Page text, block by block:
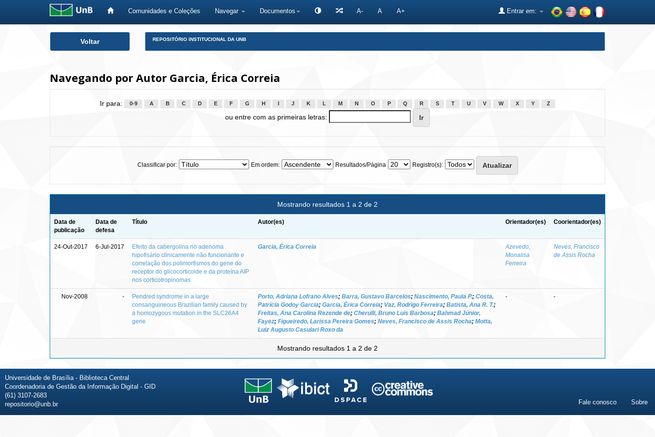
Comunidades e Coleções Navegar Documentos A- A A+ Entrar em:
Voltar REPOSITÓRIO INSTITUCIONAL DA UNB
Navegando por Autor Garcia, Érica Correia
Ir para: 0-9 A B C D E F G H J K L M N O P Q R S T U V W X Y Z
ou entre com as primeiras letras:
Classificar por: Em ordem: Resultados/Página Registro(s):
Mostrando resultados 1 a 2 de 2
Data de
publicação
Data de
defesa
Título Autor(es) Orientador(es) Coorientador(es)
24-Out-2017 6-Jul-2017
Efeito da cabergolina no adenoma
hipofisário clinicamente não funcionante e
correlação dos polimorfismos do gene do
receptor do glicocorticoide e da proteína AIP
nos corticotropinomas
Garcia, Érica Correia
Azevedo,
Monalisa
Ferreira
Neves, Francisco
de Assis Rocha
Nov-2008 -
Pendred syndrome in a large
consanguineous Brazilian family caused by
a homozygous mutation in the SLC26A4
gene
Porto, Adriana Lofrano Alves; Barra, Gustavo Barcelos; Nascimento, Paula P.; Costa,
Patrícia Godoy Garcia; Garcia, Érica Correia; Vaz, Rodrigo Ferreira; Batista, Ana R. T.;
Freitas, Ana Carolina Rezende de; Cherulli, Bruno Luis Barbosa; Bahmad Júnior,
Fayez; Figueiredo, Larissa Pereira Gomes; Neves, Francisco de Assis Rocha; Motta,
Luiz Augusto Casulari Roxo da
- -
Mostrando resultados 1 a 2 de 2
Universidade de Brasília - Biblioteca Central
Coordenadoria de Gestão da Informação Digital - GID
(61) 3107-2683
repositorio@unb.br
Fale conosco Sobre